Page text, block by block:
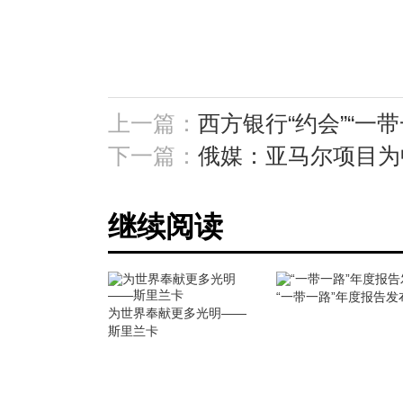
上一篇： 西方银行“约会”“一
下一篇： 俄媒：亚马尔项目
继续阅读
为世界奉献更多光明——
斯里兰卡
“一带一路”年度报告发